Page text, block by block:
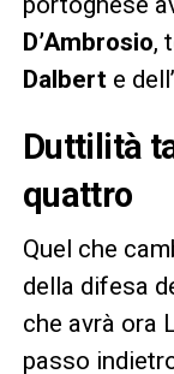
D’Ambrosio,
Dalberte
Duttilità
quattro
Quel che
della difesa
che avrà ora
passo